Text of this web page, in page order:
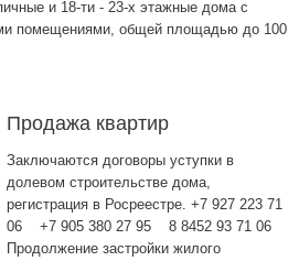
и 18-ти - 23-х этажные дома с
помещениями, общей площадью до 100
Продажа квартир
Заключаются договоры уступки в
долевом строительстве дома,
регистрация в Росреестре. +7 927 223 71
06 +7 905 380 27 95 8 8452 93 71 06
Продолжение застройки жилого